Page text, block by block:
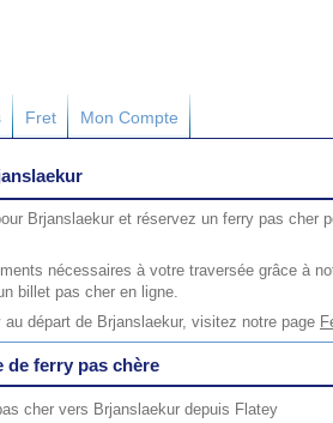
Fret Mon Compte
Brjanslaekur et réservez un ferry pas cher
nécessaires à votre traversée grâce à
billet pas cher en ligne.
départ de Brjanslaekur, visitez notre page
de ferry pas chère
cher vers Brjanslaekur depuis Flatey